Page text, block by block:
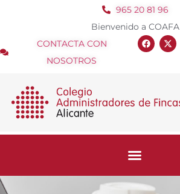
965 20 81 96
Bienvenido a COAFA
CONTACTA CON
NOSOTROS